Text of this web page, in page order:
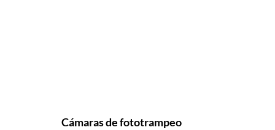
Cámaras de fototrampeo